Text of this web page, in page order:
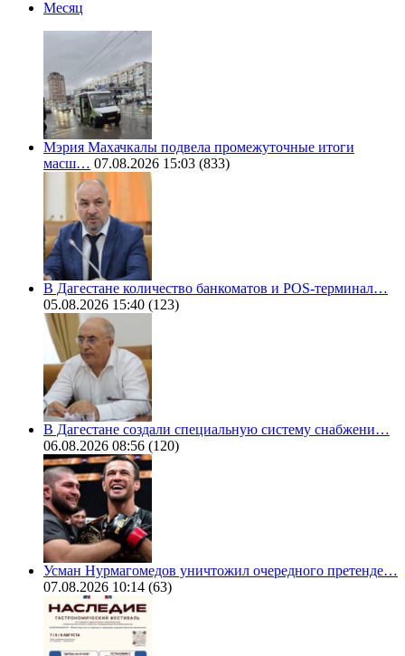
Месяц
Мэрия Махачкалы подвела промежуточные итоги
масш… 07.08.2026 15:03 (833)
В Дагестане количество банкоматов и POS-терминал…
05.08.2026 15:40 (123)
В Дагестане создали специальную систему снабжени…
06.08.2026 08:56 (120)
Усман Нурмагомедов уничтожил очередного претенде…
07.08.2026 10:14 (63)